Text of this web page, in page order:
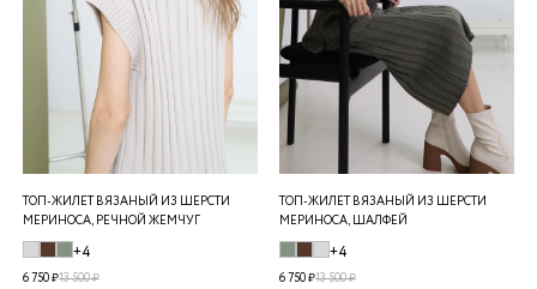
ТОП-ЖИЛЕТ ВЯЗАНЫЙ ИЗ ШЕРСТИ
МЕРИНОСА, РЕЧНОЙ ЖЕМЧУГ
+4
6 750 ₽13 500 ₽
ТОП-ЖИЛЕТ ВЯЗАНЫЙ ИЗ ШЕРСТИ
МЕРИНОСА, ШАЛФЕЙ
+4
6 750 ₽13 500 ₽